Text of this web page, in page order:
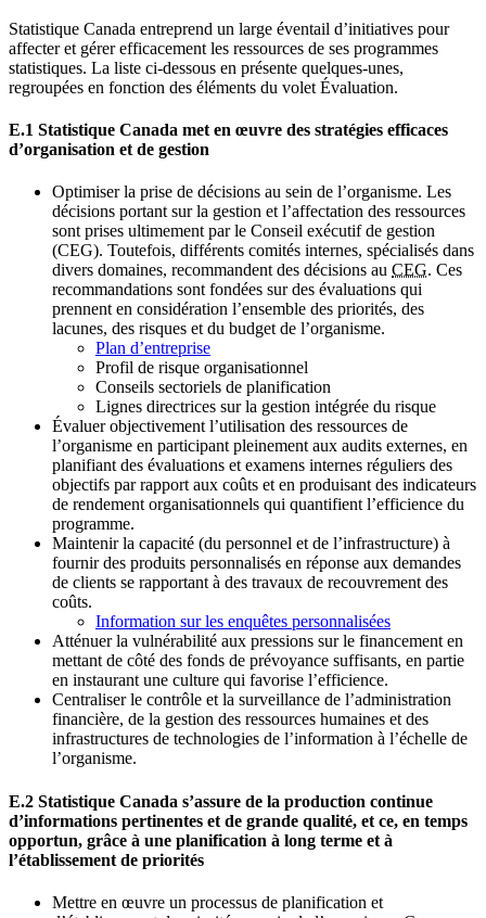
Statistique Canada entreprend un large éventail d’initiatives pour
affecter et gérer efficacement les ressources de ses programmes
statistiques. La liste ci-dessous en présente quelques-unes,
regroupées en fonction des éléments du volet Évaluation.
E.1 Statistique Canada met en œuvre des stratégies efficaces
d’organisation et de gestion
Optimiser la prise de décisions au sein de l’organisme. Les
décisions portant sur la gestion et l’affectation des ressources
sont prises ultimement par le Conseil exécutif de gestion
(CEG). Toutefois, différents comités internes, spécialisés dans
divers domaines, recommandent des décisions au CEG. Ces
recommandations sont fondées sur des évaluations qui
prennent en considération l’ensemble des priorités, des
lacunes, des risques et du budget de l’organisme.
Plan d’entreprise
Profil de risque organisationnel
Conseils sectoriels de planification
Lignes directrices sur la gestion intégrée du risque
Évaluer objectivement l’utilisation des ressources de
l’organisme en participant pleinement aux audits externes, en
planifiant des évaluations et examens internes réguliers des
objectifs par rapport aux coûts et en produisant des indicateurs
de rendement organisationnels qui quantifient l’efficience du
programme.
Maintenir la capacité (du personnel et de l’infrastructure) à
fournir des produits personnalisés en réponse aux demandes
de clients se rapportant à des travaux de recouvrement des
coûts.
Information sur les enquêtes personnalisées
Atténuer la vulnérabilité aux pressions sur le financement en
mettant de côté des fonds de prévoyance suffisants, en partie
en instaurant une culture qui favorise l’efficience.
Centraliser le contrôle et la surveillance de l’administration
financière, de la gestion des ressources humaines et des
infrastructures de technologies de l’information à l’échelle de
l’organisme.
E.2 Statistique Canada s’assure de la production continue
d’informations pertinentes et de grande qualité, et ce, en temps
opportun, grâce à une planification à long terme et à
l’établissement de priorités
Mettre en œuvre un processus de planification et